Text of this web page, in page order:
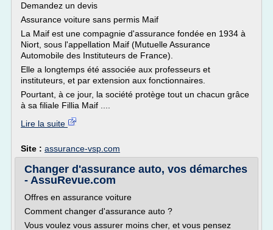
Demandez un devis
Assurance voiture sans permis Maif
La Maif est une compagnie d'assurance fondée en 1934 à
Niort, sous l'appellation Maif (Mutuelle Assurance
Automobile des Instituteurs de France).
Elle a longtemps été associée aux professeurs et
instituteurs, et par extension aux fonctionnaires.
Pourtant, à ce jour, la société protège tout un chacun grâce
à sa filiale Fillia Maif ....
Lire la suite
Site : assurance-vsp.com
Changer d'assurance auto, vos démarches
- AssuRevue.com
Offres en assurance voiture
Comment changer d'assurance auto ?
Vous voulez vous assurer moins cher, et vous pensez